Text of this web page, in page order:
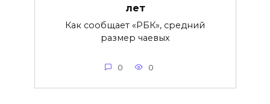
лет
Как сообщает «РБК», средний
размер чаевых
0 0